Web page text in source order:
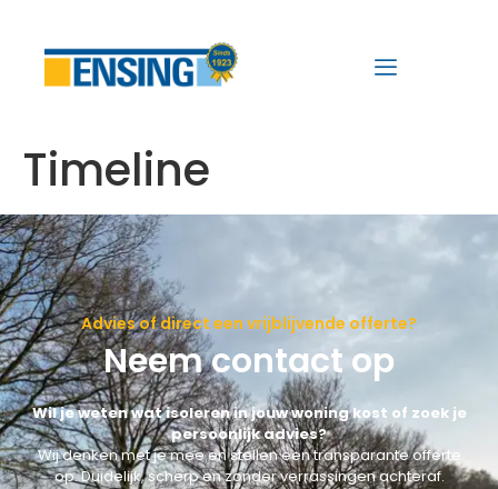
Timeline
Advies of direct een vrijblijvende offerte?
Neem contact op
Wil je weten wat isoleren in jouw woning kost of zoek je
persoonlijk advies?
Wij denken met je mee en stellen een transparante offerte
op. Duidelijk, scherp en zonder verrassingen achteraf.